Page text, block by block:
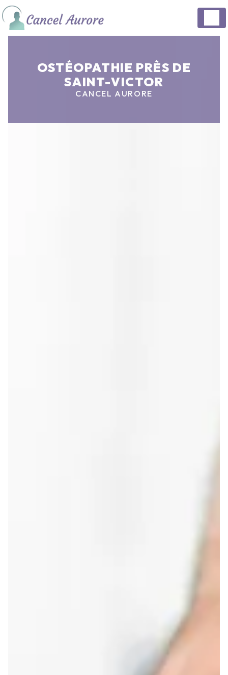
OSTÉOPATHIE PRÈS DE
SAINT-VICTOR
CANCEL AURORE
Panneau de gestion des cookies